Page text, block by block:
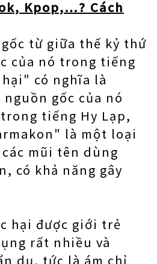
Kpop,…? Cách
từ giữa thế kỷ thứ
của nó trong tiếng
có nghĩa là
gốc của nó
tiếng Hy Lạp,
là một loại
mũi tên dùng
có khả năng gây
hại được giới trẻ
rất nhiều và
dụ, tức là ám chỉ